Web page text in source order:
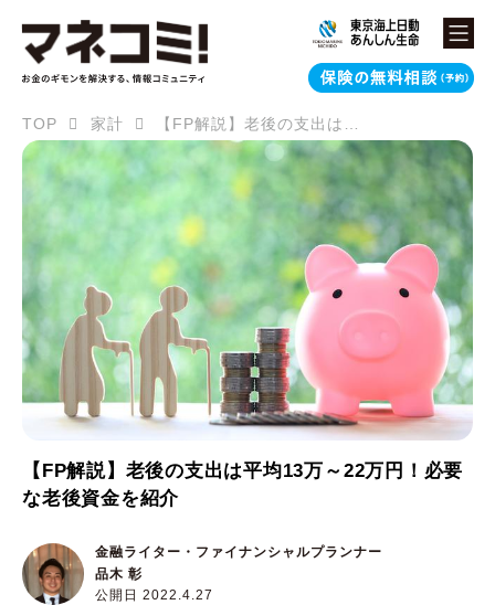
TOP 家計 【FP解説】老後の支出は平均13万～22万円！必要な老後資金を紹介
【FP解説】老後の支出は平均13万～22万円！必要
な老後資金を紹介
公開日 2022.4.27
金融ライター・ファイナンシャルプランナー
品木 彰